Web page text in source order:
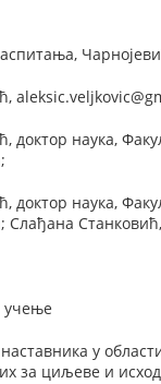
доктор наука,
доктор наука,
учење
у
за циљеве и